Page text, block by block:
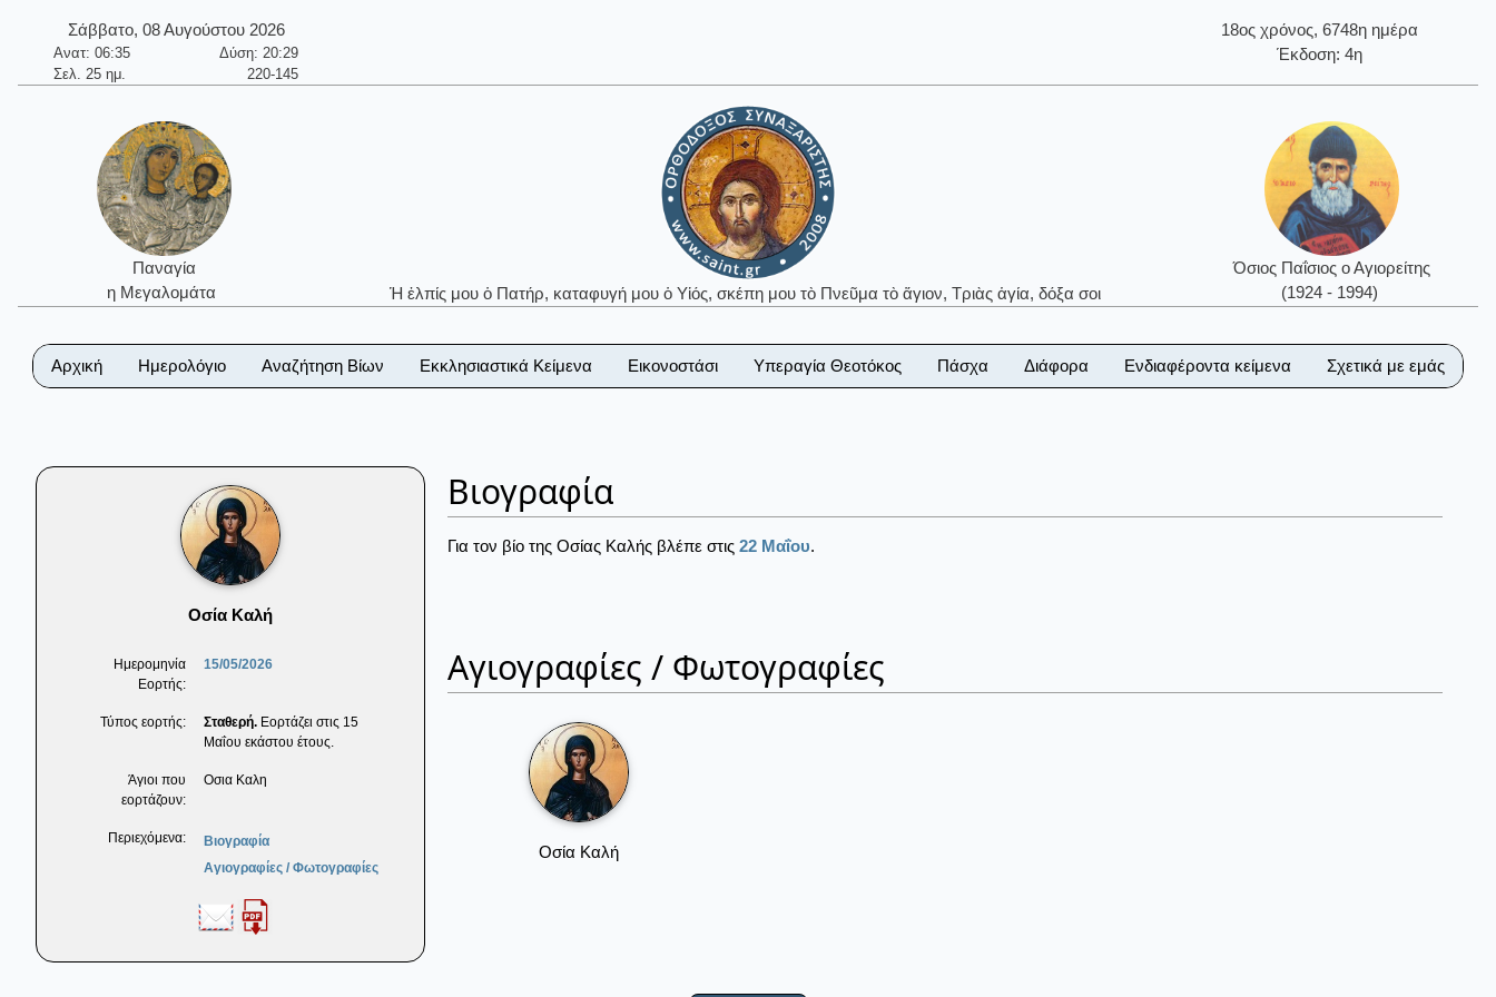
Σάββατο, 08 Αυγούστου 2026
Ανατ: 06:35
Δύση: 20:29
Σελ. 25 ημ.
220-145
18ος χρόνος, 6748η ημέρα
Έκδοση: 4η
Παναγία
η Μεγαλομάτα
Ἡ ἐλπίς μου ὁ Πατήρ, καταφυγή μου ὁ Υἱός, σκέπη μου τὸ Πνεῦμα τὸ ἅγιον, Τριὰς ἁγία, δόξα σοι
Όσιος Παΐσιος ο Αγιορείτης
(1924 - 1994)
Αρχική Ημερολόγιο Αναζήτηση Βίων Εκκλησιαστικά Κείμενα Εικονοστάσι Υπεραγία Θεοτόκος Πάσχα Διάφορα Ενδιαφέροντα κείμενα Σχετικά με εμάς
Οσία Καλή
Ημερομηνία
Εορτής:
15/05/2026
Τύπος εορτής: Σταθερή. Εορτάζει στις 15
Μαΐου εκάστου έτους.
Άγιοι που
εορτάζουν:
Οσια Καλη
Περιεχόμενα:
Βιογραφία
Αγιογραφίες / Φωτογραφίες
Βιογραφία
Για τον βίο της Οσίας Καλής βλέπε στις 22 Μαΐου.
Αγιογραφίες / Φωτογραφίες
Οσία Καλή